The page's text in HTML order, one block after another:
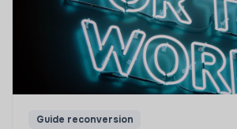
Guide reconversion